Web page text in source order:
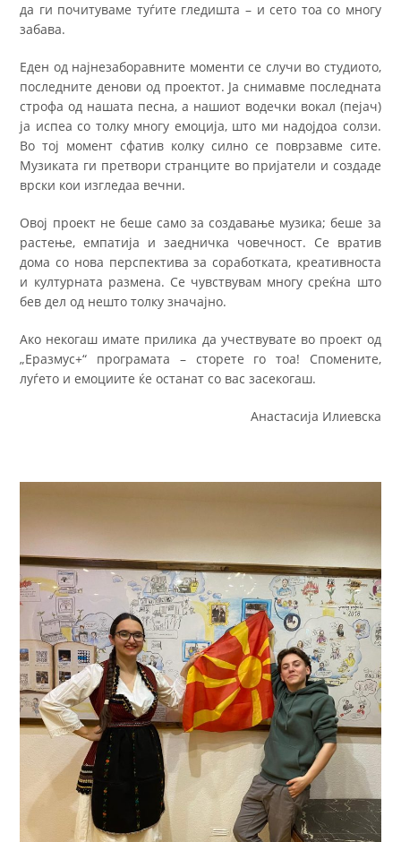
да ги почитуваме туѓите гледишта – и сето тоа со многу
забава.
Еден од најнезаборавните моменти се случи во студиото,
последните денови од проектот. Ја снимавме последната
строфа од нашата песна, а нашиот водечки вокал (пејач)
ја испеа со толку многу емоција, што ми надојдоа солзи.
Во тој момент сфатив колку силно се поврзавме сите.
Музиката ги претвори странците во пријатели и создаде
врски кои изгледаа вечни.
Овој проект не беше само за создавање музика; беше за
растење, емпатија и заедничка човечност. Се вратив
дома со нова перспектива за соработката, креативноста
и културната размена. Се чувствувам многу среќна што
бев дел од нешто толку значајно.
Ако некогаш имате прилика да учествувате во проект од
„Еразмус+“ програмата – сторете го тоа! Спомените,
луѓето и емоциите ќе останат со вас засекогаш.
Анастасија Илиевска